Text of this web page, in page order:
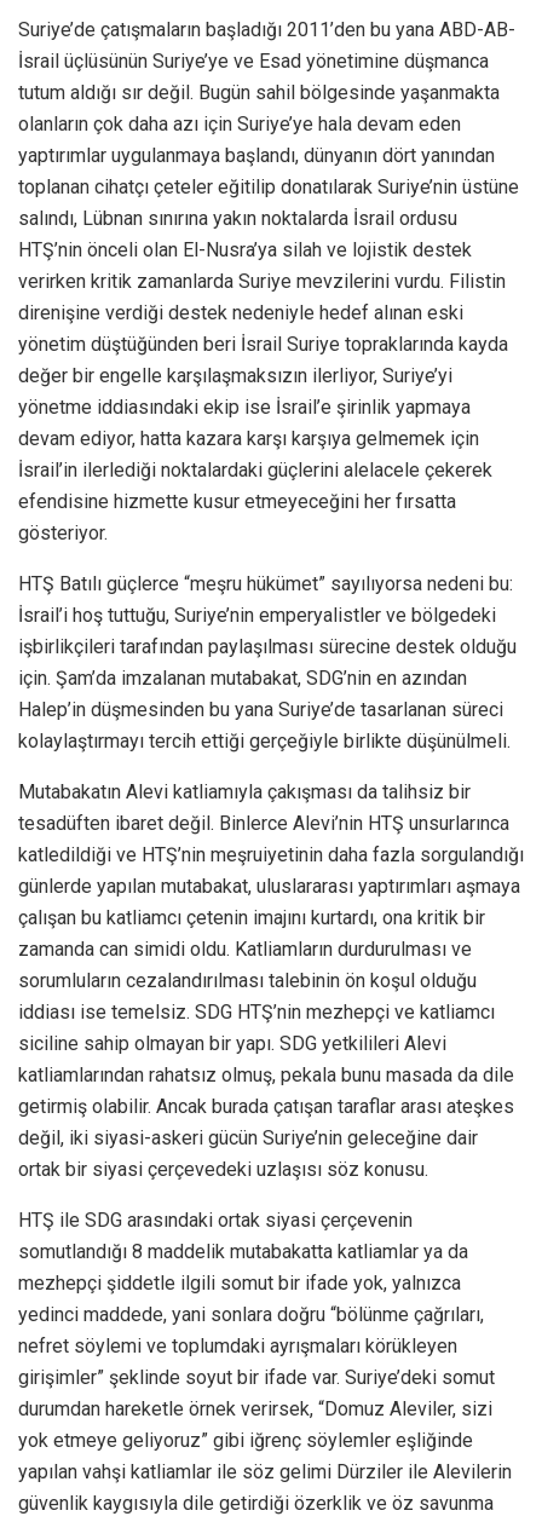
Suriye’de çatışmaların başladığı 2011’den bu yana ABD-AB-
İsrail üçlüsünün Suriye’ye ve Esad yönetimine düşmanca
tutum aldığı sır değil. Bugün sahil bölgesinde yaşanmakta
olanların çok daha azı için Suriye’ye hala devam eden
yaptırımlar uygulanmaya başlandı, dünyanın dört yanından
toplanan cihatçı çeteler eğitilip donatılarak Suriye’nin üstüne
salındı, Lübnan sınırına yakın noktalarda İsrail ordusu
HTŞ’nin önceli olan El-Nusra’ya silah ve lojistik destek
verirken kritik zamanlarda Suriye mevzilerini vurdu. Filistin
direnişine verdiği destek nedeniyle hedef alınan eski
yönetim düştüğünden beri İsrail Suriye topraklarında kayda
değer bir engelle karşılaşmaksızın ilerliyor, Suriye’yi
yönetme iddiasındaki ekip ise İsrail’e şirinlik yapmaya
devam ediyor, hatta kazara karşı karşıya gelmemek için
İsrail’in ilerlediği noktalardaki güçlerini alelacele çekerek
efendisine hizmette kusur etmeyeceğini her fırsatta
gösteriyor.
HTŞ Batılı güçlerce “meşru hükümet” sayılıyorsa nedeni bu:
İsrail’i hoş tuttuğu, Suriye’nin emperyalistler ve bölgedeki
işbirlikçileri tarafından paylaşılması sürecine destek olduğu
için. Şam’da imzalanan mutabakat, SDG’nin en azından
Halep’in düşmesinden bu yana Suriye’de tasarlanan süreci
kolaylaştırmayı tercih ettiği gerçeğiyle birlikte düşünülmeli.
Mutabakatın Alevi katliamıyla çakışması da talihsiz bir
tesadüften ibaret değil. Binlerce Alevi’nin HTŞ unsurlarınca
katledildiği ve HTŞ’nin meşruiyetinin daha fazla sorgulandığı
günlerde yapılan mutabakat, uluslararası yaptırımları aşmaya
çalışan bu katliamcı çetenin imajını kurtardı, ona kritik bir
zamanda can simidi oldu. Katliamların durdurulması ve
sorumluların cezalandırılması talebinin ön koşul olduğu
iddiası ise temelsiz. SDG HTŞ’nin mezhepçi ve katliamcı
siciline sahip olmayan bir yapı. SDG yetkilileri Alevi
katliamlarından rahatsız olmuş, pekala bunu masada da dile
getirmiş olabilir. Ancak burada çatışan taraflar arası ateşkes
değil, iki siyasi-askeri gücün Suriye’nin geleceğine dair
ortak bir siyasi çerçevedeki uzlaşısı söz konusu.
HTŞ ile SDG arasındaki ortak siyasi çerçevenin
somutlandığı 8 maddelik mutabakatta katliamlar ya da
mezhepçi şiddetle ilgili somut bir ifade yok, yalnızca
yedinci maddede, yani sonlara doğru “bölünme çağrıları,
nefret söylemi ve toplumdaki ayrışmaları körükleyen
girişimler” şeklinde soyut bir ifade var. Suriye’deki somut
durumdan hareketle örnek verirsek, “Domuz Aleviler, sizi
yok etmeye geliyoruz” gibi iğrenç söylemler eşliğinde
yapılan vahşi katliamlar ile söz gelimi Dürziler ile Alevilerin
güvenlik kaygısıyla dile getirdiği özerklik ve öz savunma